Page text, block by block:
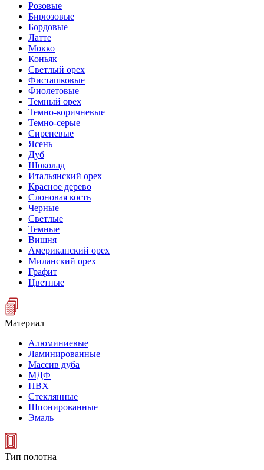
Розовые
Бирюзовые
Бордовые
Латте
Мокко
Коньяк
Светлый орех
Фисташковые
Фиолетовые
Темный орех
Темно-коричневые
Темно-серые
Сиреневые
Ясень
Дуб
Шоколад
Итальянский орех
Красное дерево
Слоновая кость
Черные
Светлые
Темные
Вишня
Американский орех
Миланский орех
Графит
Цветные
Материал
Алюминиевые
Ламинированные
Массив дуба
МДФ
ПВХ
Стеклянные
Шпонированные
Эмаль
Тип полотна